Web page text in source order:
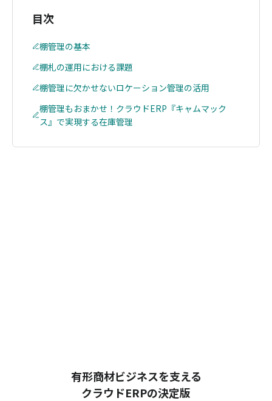
目次
棚管理の基本
棚札の運用における課題
棚管理に欠かせないロケーション管理の活用
棚管理もおまかせ！クラウドERP『キャムマック
ス』で実現する在庫管理
有形商材ビジネスを支える
クラウドERPの決定版